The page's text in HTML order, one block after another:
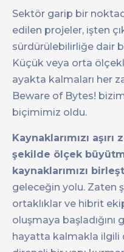
Sektör garip bir
edilen projeler, işten
sürdürülebilirliğe dair
Küçük veya orta
ayakta kalmaları her
Beware of Bytes!
biçimimiz oldu.
Kaynaklarımızı
şekilde ölçek
kaynaklarımızı
geleceğin yolu. Zaten
ortaklıklar ve hibrit
oluşmaya
hayatta kalmakla ilgili